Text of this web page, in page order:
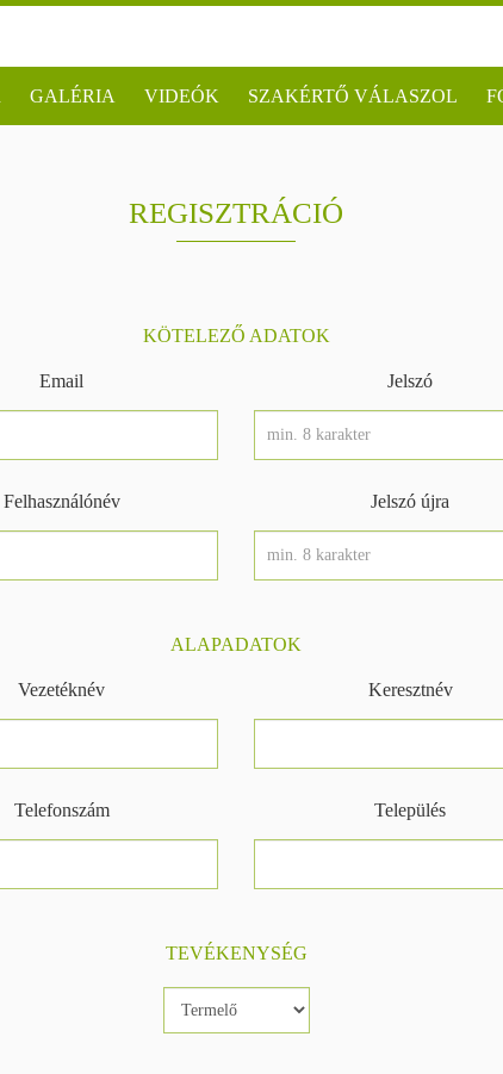
GALÉRIA VIDEÓK SZAKÉRTŐ VÁLASZOL
REGISZTRÁCIÓ
KÖTELEZŐ ADATOK
Email
Felhasználónév
Jelszó
Jelszó újra
ALAPADATOK
Vezetéknév
Telefonszám
Keresztnév
Település
TEVÉKENYSÉG